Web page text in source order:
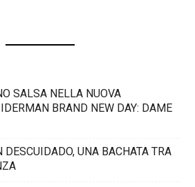
SALSA NELLA NUOVA
BRAND NEW DAY: DAME
UNA BACHATA TRA